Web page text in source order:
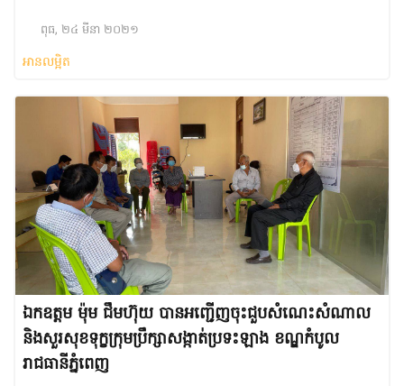
ពុធ, ២៤ មីនា ២០២១
អានលម្អិត
ឯកឧត្តម ម៉ុម ជឹមហ៊ុយ បាន​អញ្ជើញ​ចុះ​ជួប​សំណេះ​សំណាល
និង​សួរ​សុខ​ទុក្ខ​ក្រុម​ប្រឹក្សា​សង្កាត់​ប្រទះឡាង ខណ្ឌ​កំបូល
រាជធានី​ភ្នំពេញ